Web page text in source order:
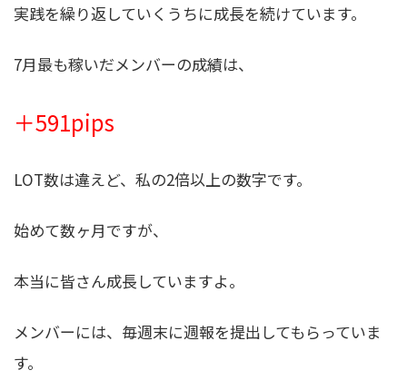
実践を繰り返していくうちに成長を続けています。
7月最も稼いだメンバーの成績は、
＋591pips
LOT数は違えど、私の2倍以上の数字です。
始めて数ヶ月ですが、
本当に皆さん成長していますよ。
メンバーには、毎週末に週報を提出してもらっていま
す。